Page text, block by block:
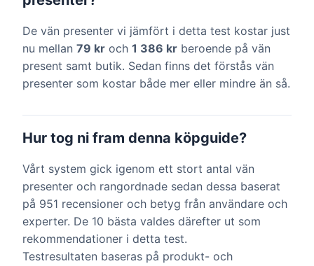
De vän presenter vi jämfört i detta test kostar just
nu mellan 79 kr och 1 386 kr beroende på vän
present samt butik. Sedan finns det förstås vän
presenter som kostar både mer eller mindre än så.
Hur tog ni fram denna köpguide?
Vårt system gick igenom ett stort antal vän
presenter och rangordnade sedan dessa baserat
på 951 recensioner och betyg från användare och
experter. De 10 bästa valdes därefter ut som
rekommendationer i detta test.
Testresultaten baseras på produkt- och